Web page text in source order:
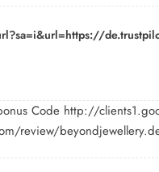
Code http://
review/